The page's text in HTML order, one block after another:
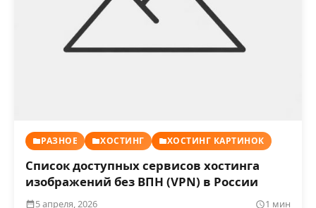
РАЗНОЕ ХОСТИНГ ХОСТИНГ КАРТИНОК
Список доступных сервисов хостинга
изображений без ВПН (VPN) в России
5 апреля, 2026 1 мин